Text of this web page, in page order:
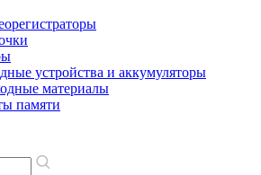
устройства и аккумуляторы
материалы
памяти